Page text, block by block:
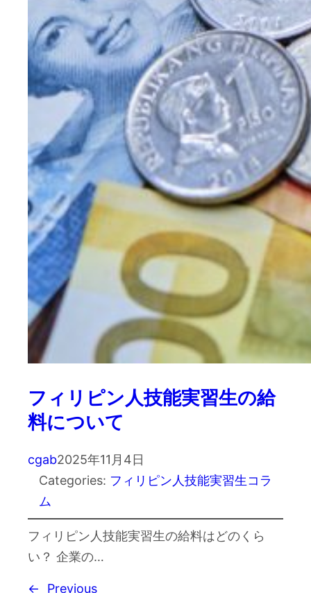
フィリピン人技能実習生の給
料について
cgab2025年11月4日
Categories: フィリピン人技能実習生コラ
ム
フィリピン人技能実習生の給料はどのくら
い？ 企業の…
← Previous